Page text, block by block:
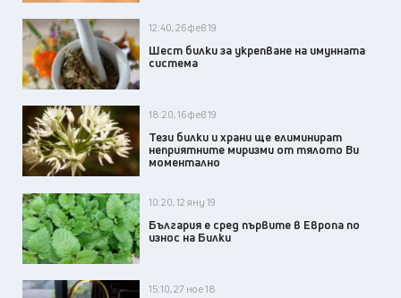
12:40, 26 фев 19
Шест билки за укрепване на имунната
система
18:20, 16 фев 19
Тези билки и храни ще елиминират
неприятните миризми от тялото Ви
моментално
10:20, 12 яну 19
България е сред първите в Европа по
износ на Билки
15:10, 27 ное 18